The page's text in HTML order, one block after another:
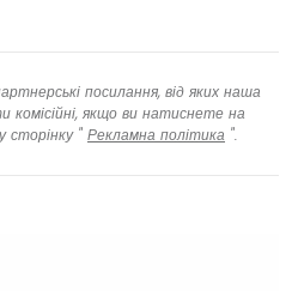
посилання, від яких наша
комісійні, якщо ви натиснете на
сторінку " Рекламна політика ".